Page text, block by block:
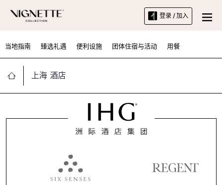
登录 / 加入
当地指南 臻选礼遇 便利设施 团体住宿与活动 用餐
上海 酒店